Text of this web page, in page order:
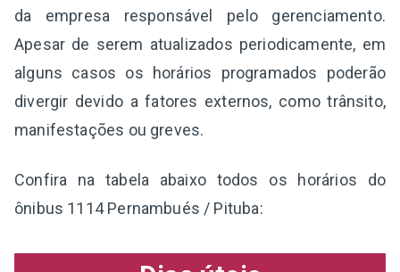
da empresa responsável pelo gerenciamento.
Apesar de serem atualizados periodicamente, em
alguns casos os horários programados poderão
divergir devido a fatores externos, como trânsito,
manifestações ou greves.
Confira na tabela abaixo todos os horários do
ônibus 1114 Pernambués / Pituba: